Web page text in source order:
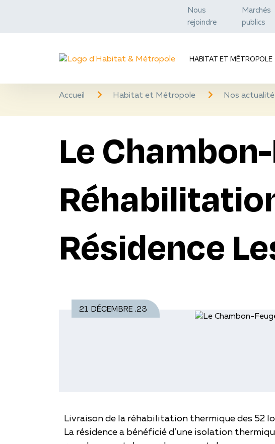
Nous
rejoindre
Marchés
publics
HABITAT ET MÉTROPOLE
Accueil Habitat et Métropole Nos
Le
Résidence
21 DÉCEMBRE .23
Livraison de la réhabilitation thermique des 52
La résidence a bénéficié d’une isolation